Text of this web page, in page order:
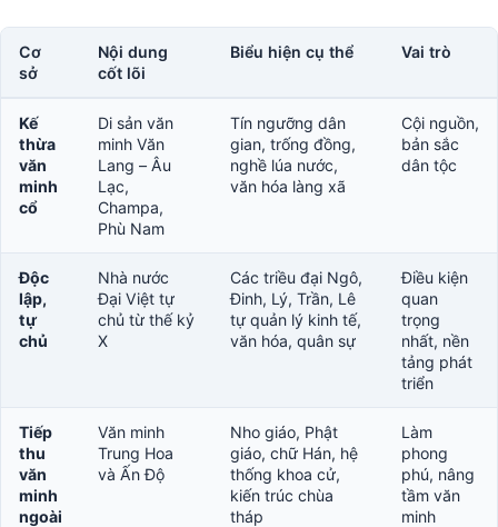
Cơ
sở
Nội dung
cốt lõi
Biểu hiện cụ thể Vai trò
Kế
thừa
văn
minh
cổ
Di sản văn
minh Văn
Lang – Âu
Lạc,
Champa,
Phù Nam
Tín ngưỡng dân
gian, trống đồng,
nghề lúa nước,
văn hóa làng xã
Cội nguồn,
bản sắc
dân tộc
Độc
lập,
tự
chủ
Nhà nước
Đại Việt tự
chủ từ thế kỷ
X
Các triều đại Ngô,
Đinh, Lý, Trần, Lê
tự quản lý kinh tế,
văn hóa, quân sự
Điều kiện
quan
trọng
nhất, nền
tảng phát
triển
Tiếp
thu
văn
minh
ngoài
Văn minh
Trung Hoa
và Ấn Độ
Nho giáo, Phật
giáo, chữ Hán, hệ
thống khoa cử,
kiến trúc chùa
tháp
Làm
phong
phú, nâng
tầm văn
minh